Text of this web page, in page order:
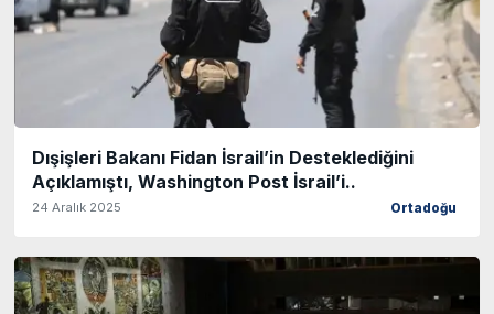
Dışişleri Bakanı Fidan İsrail’in Desteklediğini
Açıklamıştı, Washington Post İsrail’i..
24 Aralık 2025 Ortadoğu